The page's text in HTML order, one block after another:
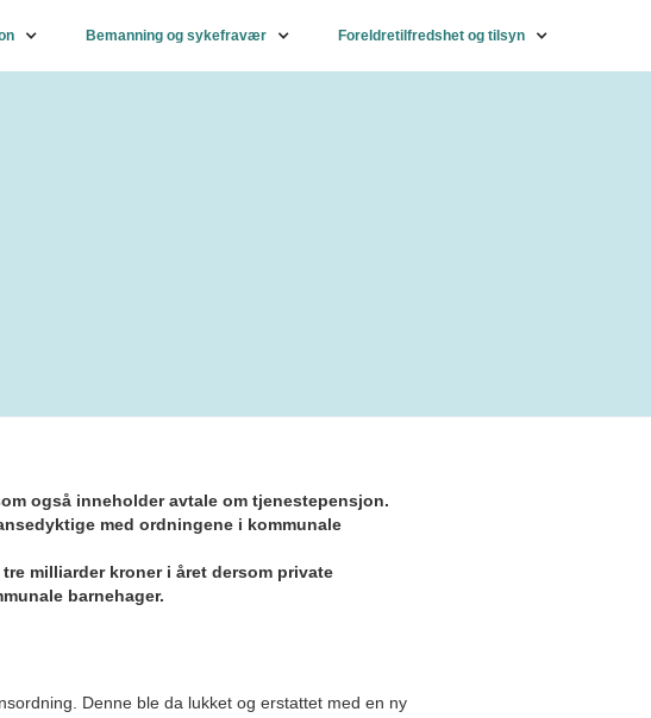
Bemanning og sykefravær Foreldretilfredshet og tilsyn
også inneholder avtale om tjenestepensjon.
med ordningene i kommunale
milliarder kroner i året dersom private
barnehager.
Denne ble da lukket og erstattet med en ny